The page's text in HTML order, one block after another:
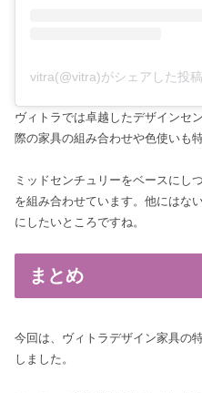
vitra(@vitra)がシェアした投稿
ヴィトラでは卓越したデザインセ
際の家具の組み合わせや色使いも特
ミッドセンチュリーをベースにし
を組み合わせています。他にはな
にしたいところですね。
まとめ
今回は、ヴィトラデザイン家具の
しました。